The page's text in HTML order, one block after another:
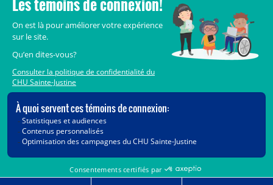
© 2006-2026CHU Sainte-Justine.
Avis légaux
Crédits